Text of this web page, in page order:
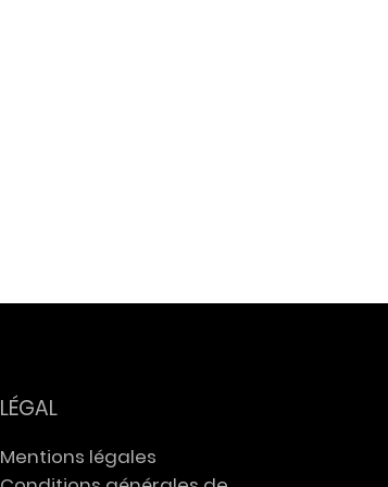
LÉGAL
Mentions légales